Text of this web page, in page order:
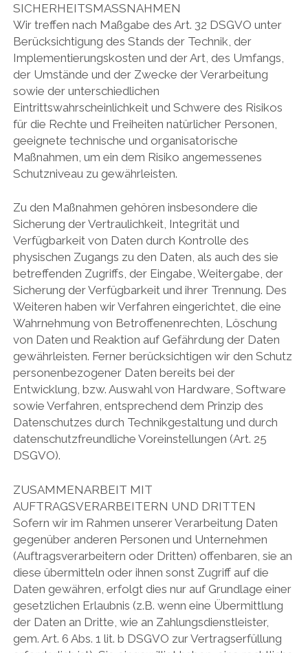
SICHERHEITSMASSNAHMEN
Wir treffen nach Maßgabe des Art. 32 DSGVO unter
Berücksichtigung des Stands der Technik, der
Implementierungskosten und der Art, des Umfangs,
der Umstände und der Zwecke der Verarbeitung
sowie der unterschiedlichen
Eintrittswahrscheinlichkeit und Schwere des Risikos
für die Rechte und Freiheiten natürlicher Personen,
geeignete technische und organisatorische
Maßnahmen, um ein dem Risiko angemessenes
Schutzniveau zu gewährleisten.
Zu den Maßnahmen gehören insbesondere die
Sicherung der Vertraulichkeit, Integrität und
Verfügbarkeit von Daten durch Kontrolle des
physischen Zugangs zu den Daten, als auch des sie
betreffenden Zugriffs, der Eingabe, Weitergabe, der
Sicherung der Verfügbarkeit und ihrer Trennung. Des
Weiteren haben wir Verfahren eingerichtet, die eine
Wahrnehmung von Betroffenenrechten, Löschung
von Daten und Reaktion auf Gefährdung der Daten
gewährleisten. Ferner berücksichtigen wir den Schutz
personenbezogener Daten bereits bei der
Entwicklung, bzw. Auswahl von Hardware, Software
sowie Verfahren, entsprechend dem Prinzip des
Datenschutzes durch Technikgestaltung und durch
datenschutzfreundliche Voreinstellungen (Art. 25
DSGVO).
ZUSAMMENARBEIT MIT
AUFTRAGSVERARBEITERN UND DRITTEN
Sofern wir im Rahmen unserer Verarbeitung Daten
gegenüber anderen Personen und Unternehmen
(Auftragsverarbeitern oder Dritten) offenbaren, sie an
diese übermitteln oder ihnen sonst Zugriff auf die
Daten gewähren, erfolgt dies nur auf Grundlage einer
gesetzlichen Erlaubnis (z.B. wenn eine Übermittlung
der Daten an Dritte, wie an Zahlungsdienstleister,
gem. Art. 6 Abs. 1 lit. b DSGVO zur Vertragserfüllung